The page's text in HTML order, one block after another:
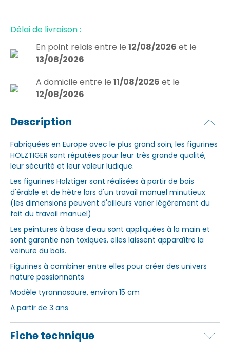
Délai de livraison :
En point relais entre le 12/08/2026 et le
13/08/2026
A domicile entre le 11/08/2026 et le
12/08/2026
Description
Fabriquées en Europe avec le plus grand soin, les figurines
HOLZTIGER sont réputées pour leur très grande qualité,
leur sécurité et leur valeur ludique.
Les figurines Holztiger sont réalisées à partir de bois
d'érable et de hêtre lors d'un travail manuel minutieux
(les dimensions peuvent d'ailleurs varier légèrement du
fait du travail manuel)
Les peintures à base d'eau sont appliquées à la main et
sont garantie non toxiques. elles laissent apparaître la
veinure du bois.
Figurines à combiner entre elles pour créer des univers
nature passionnants
Modèle tyrannosaure, environ 15 cm
A partir de 3 ans
Fiche technique